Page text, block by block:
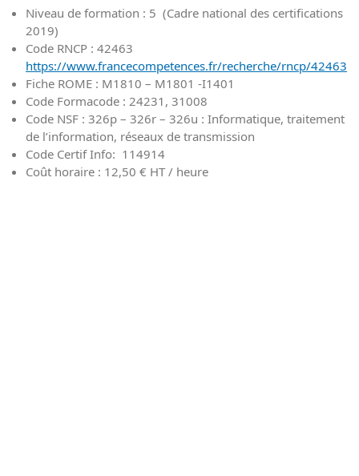
Niveau de formation : 5 (Cadre national des certifications
2019)
Code RNCP : 42463
https://www.francecompetences.fr/recherche/rncp/42463
Fiche ROME : M1810 – M1801 -I1401
Code Formacode : 24231, 31008
Code NSF : 326p – 326r – 326u : Informatique, traitement
de l’information, réseaux de transmission
Code Certif Info: 114914
Coût horaire : 12,50 € HT / heure